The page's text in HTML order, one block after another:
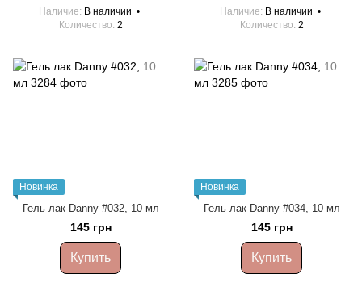
Наличие
В наличии
Количество 2
Наличие
В наличии
Количество 2
Новинка
Гель лак Danny #032, 10 мл
145 грн
Купить
Новинка
Гель лак Danny #034, 10 мл
145 грн
Купить